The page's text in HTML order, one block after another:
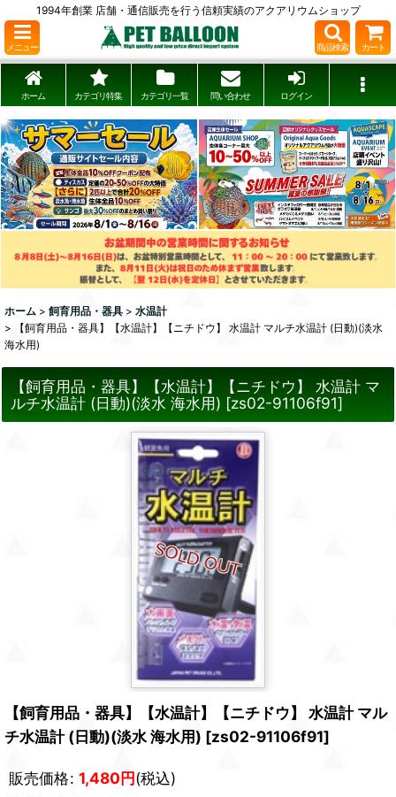
1994年創業 店舗・通信販売を行う信頼実績のアクアリウムショップ
メニュー 商品検索 カート
ホーム カテゴリ特集 カテゴリ一覧 問い合わせ ログイン
ホーム > 飼育用品・器具 > 水温計
>
【飼育用品・器具】【水温計】【ニチドウ】 水温計 マルチ水温計 (日動)(淡水
海水用)
【飼育用品・器具】【水温計】【ニチドウ】 水温計 マ
ルチ水温計 (日動)(淡水 海水用) [zs02-91106f91]
【飼育用品・器具】【水温計】【ニチドウ】 水温計 マル
チ水温計 (日動)(淡水 海水用) [zs02-91106f91]
販売価格: 1,480円(税込)